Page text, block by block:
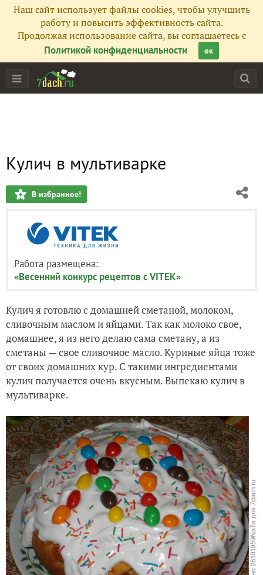
Наш сайт использует файлы cookies, чтобы улучшить
работу и повысить эффективность сайта.
Продолжая использование сайта, вы соглашаетесь с
Политикой конфиденциальности
ок
Кулич в мультиварке
В избранное!
Работа размещена:
«Весенний конкурс рецептов с VITEK»
Кулич я готовлю с домашней сметаной, молоком,
сливочным маслом и яйцами. Так как молоко свое,
домашнее, я из него делаю сама сметану, а из
сметаны — свое сливочное масло. Куриные яйца тоже
от своих домашних кур. С такими ингредиентами
кулич получается очень вкусным. Выпекаю кулич в
мультиварке.